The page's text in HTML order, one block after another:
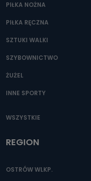
PIŁKA NOŻNA
PIŁKA RĘCZNA
SZTUKI WALKI
SZYBOWNICTWO
ŻUŻEL
INNE SPORTY
WSZYSTKIE
REGION
OSTRÓW WLKP.